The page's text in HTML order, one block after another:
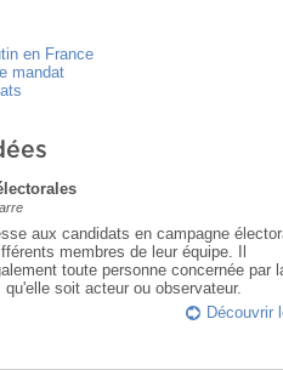
en France
mandat
aux candidats en campagne
membres de leur équipe. Il
toute personne concernée par
soit acteur ou observateur.
Découvrir